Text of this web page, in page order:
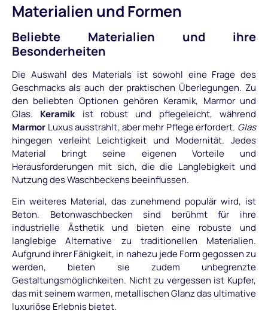
Materialien und Formen
Beliebte Materialien und ihre
Besonderheiten
Die Auswahl des Materials ist sowohl eine Frage des
Geschmacks als auch der praktischen Überlegungen. Zu
den beliebten Optionen gehören Keramik, Marmor und
Glas. Keramik ist robust und pflegeleicht, während
Marmor Luxus ausstrahlt, aber mehr Pflege erfordert. Glas
hingegen verleiht Leichtigkeit und Modernität. Jedes
Material bringt seine eigenen Vorteile und
Herausforderungen mit sich, die die Langlebigkeit und
Nutzung des Waschbeckens beeinflussen.
Ein weiteres Material, das zunehmend populär wird, ist
Beton. Betonwaschbecken sind berühmt für ihre
industrielle Ästhetik und bieten eine robuste und
langlebige Alternative zu traditionellen Materialien.
Aufgrund ihrer Fähigkeit, in nahezu jede Form gegossen zu
werden, bieten sie zudem unbegrenzte
Gestaltungsmöglichkeiten. Nicht zu vergessen ist Kupfer,
das mit seinem warmen, metallischen Glanz das ultimative
luxuriöse Erlebnis bietet.